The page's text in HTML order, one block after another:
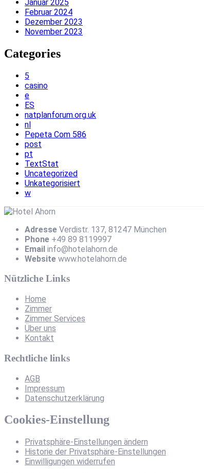
Januar 2025
Februar 2024
Dezember 2023
November 2023
Categories
5
casino
e
ES
natplanforum.org.uk
nl
Pepeta Com 586
post
pt
TextStat
Uncategorized
Unkategorisiert
w
Adresse Verdistr. 137, 81247 München
Phone +49 89 8119997
Email info@hotelahorn.de
Website www.hotelahorn.de
Nützliche Links
Home
Zimmer
Zimmer Services
Über uns
Kontakt
Rechtliche links
AGB
Impressum
Datenschutzerklärung
Cookies-Einstellung
Privatsphäre-Einstellungen ändern
Historie der Privatsphäre-Einstellungen
Einwilligungen widerrufen